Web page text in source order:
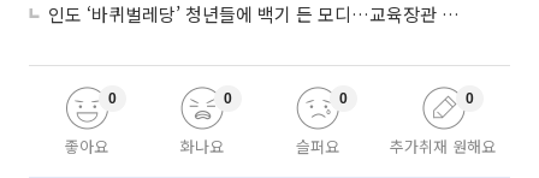
인도 ‘바퀴벌레당’ 청년들에 백기 든 모디…교육장관 사퇴
좋아요
0
화나요
0
슬퍼요
0
추가취재 원해요
0